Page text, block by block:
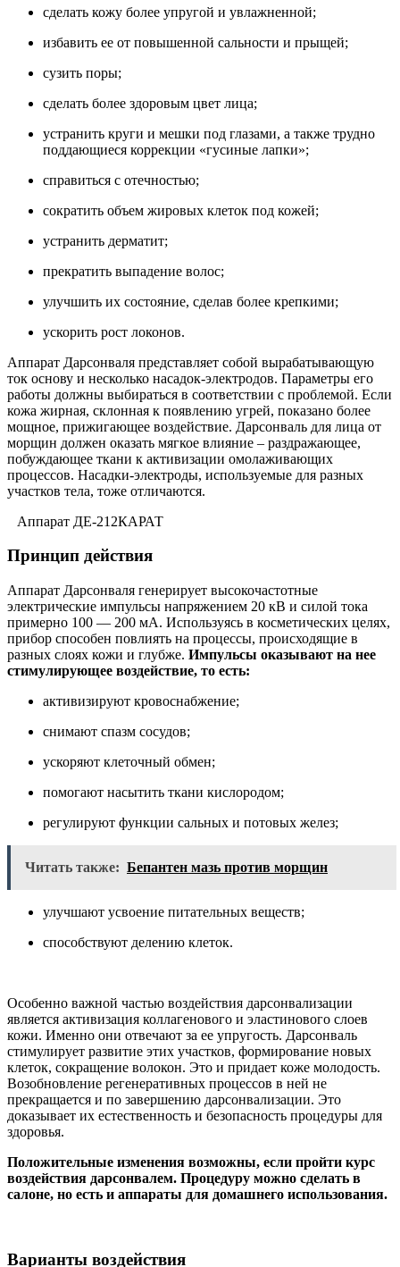
сделать кожу более упругой и увлажненной;
избавить ее от повышенной сальности и прыщей;
сузить поры;
сделать более здоровым цвет лица;
устранить круги и мешки под глазами, а также трудно
поддающиеся коррекции «гусиные лапки»;
справиться с отечностью;
сократить объем жировых клеток под кожей;
устранить дерматит;
прекратить выпадение волос;
улучшить их состояние, сделав более крепкими;
ускорить рост локонов.
Аппарат Дарсонваля представляет собой вырабатывающую
ток основу и несколько насадок-электродов. Параметры его
работы должны выбираться в соответствии с проблемой. Если
кожа жирная, склонная к появлению угрей, показано более
мощное, прижигающее воздействие. Дарсонваль для лица от
морщин должен оказать мягкое влияние – раздражающее,
побуждающее ткани к активизации омолаживающих
процессов. Насадки-электроды, используемые для разных
участков тела, тоже отличаются.
Аппарат ДЕ-212КАРАТ
Принцип действия
Аппарат Дарсонваля генерирует высокочастотные
электрические импульсы напряжением 20 кВ и силой тока
примерно 100 — 200 мА. Используясь в косметических целях,
прибор способен повлиять на процессы, происходящие в
разных слоях кожи и глубже. Импульсы оказывают на нее
стимулирующее воздействие, то есть:
активизируют кровоснабжение;
снимают спазм сосудов;
ускоряют клеточный обмен;
помогают насытить ткани кислородом;
регулируют функции сальных и потовых желез;
Читать также: Бепантен мазь против морщин
улучшают усвоение питательных веществ;
способствуют делению клеток.
Особенно важной частью воздействия дарсонвализации
является активизация коллагенового и эластинового слоев
кожи. Именно они отвечают за ее упругость. Дарсонваль
стимулирует развитие этих участков, формирование новых
клеток, сокращение волокон. Это и придает коже молодость.
Возобновление регенеративных процессов в ней не
прекращается и по завершению дарсонвализации. Это
доказывает их естественность и безопасность процедуры для
здоровья.
Положительные изменения возможны, если пройти курс
воздействия дарсонвалем. Процедуру можно сделать в
салоне, но есть и аппараты для домашнего использования.
Варианты воздействия